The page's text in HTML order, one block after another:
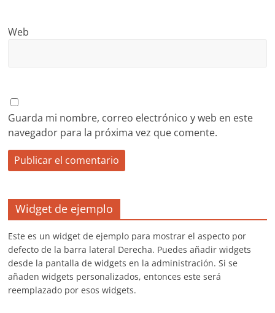
Web
Guarda mi nombre, correo electrónico y web en este
navegador para la próxima vez que comente.
Widget de ejemplo
Este es un widget de ejemplo para mostrar el aspecto por
defecto de la barra lateral Derecha. Puedes añadir widgets
desde la pantalla de widgets en la administración. Si se
añaden widgets personalizados, entonces este será
reemplazado por esos widgets.